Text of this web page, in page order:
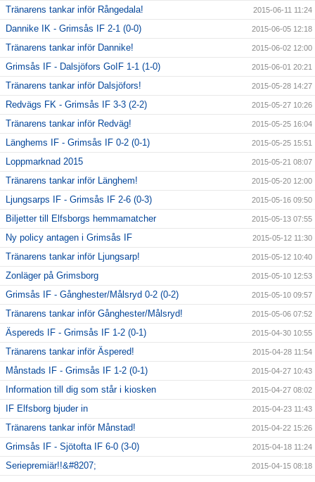
Tränarens tankar inför Rångedala! 2015-06-11 11:24
Dannike IK - Grimsås IF 2-1 (0-0) 2015-06-05 12:18
Tränarens tankar inför Dannike! 2015-06-02 12:00
Grimsås IF - Dalsjöfors GoIF 1-1 (1-0) 2015-06-01 20:21
Tränarens tankar inför Dalsjöfors! 2015-05-28 14:27
Redvägs FK - Grimsås IF 3-3 (2-2) 2015-05-27 10:26
Tränarens tankar inför Redväg! 2015-05-25 16:04
Länghems IF - Grimsås IF 0-2 (0-1) 2015-05-25 15:51
Loppmarknad 2015 2015-05-21 08:07
Tränarens tankar inför Länghem! 2015-05-20 12:00
Ljungsarps IF - Grimsås IF 2-6 (0-3) 2015-05-16 09:50
Biljetter till Elfsborgs hemmamatcher 2015-05-13 07:55
Ny policy antagen i Grimsås IF 2015-05-12 11:30
Tränarens tankar inför Ljungsarp! 2015-05-12 10:40
Zonläger på Grimsborg 2015-05-10 12:53
Grimsås IF - Gånghester/Målsryd 0-2 (0-2) 2015-05-10 09:57
Tränarens tankar inför Gånghester/Målsryd! 2015-05-06 07:52
Äspereds IF - Grimsås IF 1-2 (0-1) 2015-04-30 10:55
Tränarens tankar inför Äspered! 2015-04-28 11:54
Månstads IF - Grimsås IF 1-2 (0-1) 2015-04-27 10:43
Information till dig som står i kiosken 2015-04-27 08:02
IF Elfsborg bjuder in 2015-04-23 11:43
Tränarens tankar inför Månstad! 2015-04-22 15:26
Grimsås IF - Sjötofta IF 6-0 (3-0) 2015-04-18 11:24
Seriepremiär!!&#8207; 2015-04-15 08:18